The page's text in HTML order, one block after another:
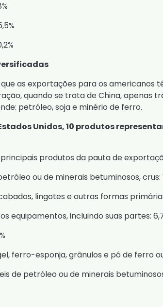
as exportações para os americanos
quando se trata de China, apenas
petróleo, soja e minério de ferro.
Unidos, 10 produtos
produtos da pauta de
ou de minerais betuminosos, crus:
lingotes e outras formas
equipamentos, incluindo suas partes:
ferro-esponja, grânulos e pó de ferro
de petróleo ou de minerais